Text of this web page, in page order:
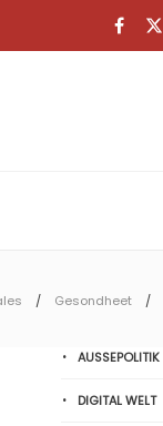
Gesondheet
AUSSEPOLITIK
DIGITAL WELT